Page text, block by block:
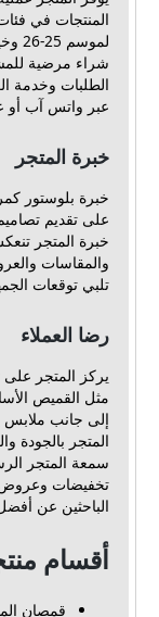
المنتجات في
شراء مرضية
الطلبات وخدمة
عبر واتس آب أو
خبرة المتجر
خبرة بلوستور
على تقديم
خبرة المتجر
والمقاسات
تلبي توقعات
رضا العملاء
يركز المتجر
مثل القميص
إلى جانب ملابس
المتجر بالجودة
سمعة المتجر
تخفيضات وعروض
الباحثين عن
أقسام
قمصان